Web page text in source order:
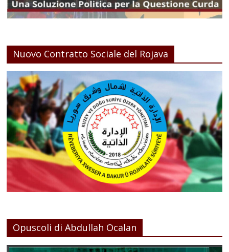
Nuovo Contratto Sociale del Rojava
Opuscoli di Abdullah Ocalan